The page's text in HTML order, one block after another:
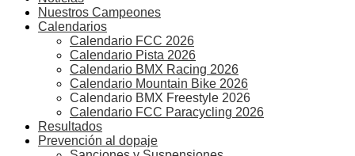
Nuestros Campeones
Calendarios
Calendario FCC 2026
Calendario Pista 2026
Calendario BMX Racing 2026
Calendario Mountain Bike 2026
Calendario BMX Freestyle 2026
Calendario FCC Paracycling 2026
Resultados
Prevención al dopaje